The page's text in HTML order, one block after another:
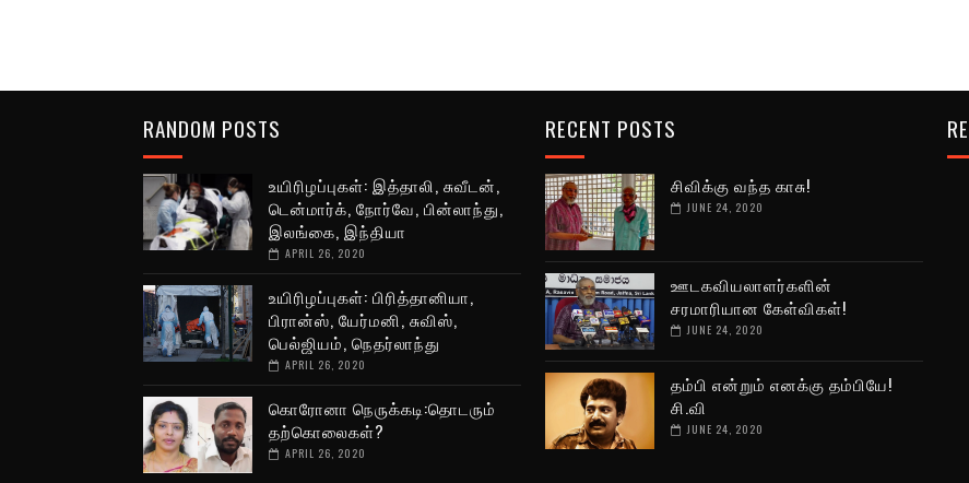
RANDOM POSTS
உயிரிழப்புகள்: இத்தாலி, சுவீடன்,
டென்மார்க், நோர்வே, பின்லாந்து,
இலங்கை, இந்தியா
APRIL 26, 2020
உயிரிழப்புகள்: பிரித்தானியா,
பிரான்ஸ், யேர்மனி, சுவிஸ்,
பெல்ஜியம், நெதர்லாந்து
APRIL 26, 2020
கொரோனா நெருக்கடி:தொடரும்
தற்கொலைகள்?
APRIL 26, 2020
RECENT POSTS
சிவிக்கு வந்த காசு!
JUNE 24, 2020
ஊடகவியலாளர்களின்
சரமாரியான கேள்விகள்!
JUNE 24, 2020
தம்பி என்றும் எனக்கு தம்பியே!
சி.வி
JUNE 24, 2020